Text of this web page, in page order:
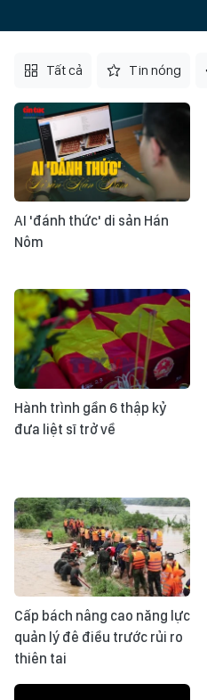
Tất cả Tin nóng
AI 'đánh thức' di sản Hán
Nôm
Hành trình gần 6 thập kỷ
đưa liệt sĩ trở về
Cấp bách nâng cao năng lực
quản lý đê điều trước rủi ro
thiên tai